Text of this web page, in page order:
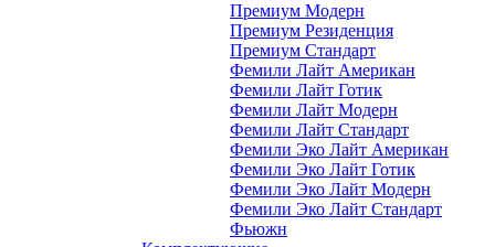
Премиум Модерн
Премиум Резиденция
Премиум Стандарт
Фемили Лайт Американ
Фемили Лайт Готик
Фемили Лайт Модерн
Фемили Лайт Стандарт
Фемили Эко Лайт Американ
Фемили Эко Лайт Готик
Фемили Эко Лайт Модерн
Фемили Эко Лайт Стандарт
Фьюжн